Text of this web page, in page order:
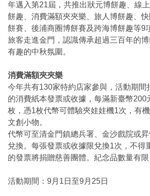
年邁入第21屆，共推出狀元博餅趣、線
餅趣、消費滿額夾夾樂、旅人博餅趣、
餅賽、後浦商圈博餅賽及跨海博餅趣等9
旅客走進金門，認識傳承超過三百年的
有趣的中秋氛圍。
消費滿額夾夾樂
今年共有130家特約店家參與，活動期間
的消費紙本發票或收據，每滿新臺幣200
枚，憑1枚代幣可體驗夾娃娃機1次，有
文創小物。
代幣可至清金門鎮總兵署、金沙戲院或
兌換。每張發票或收據限兌換1次，不得
的發票將捐贈慈善團體。紀念品數量有限
活動期間：9月1日至9月25日